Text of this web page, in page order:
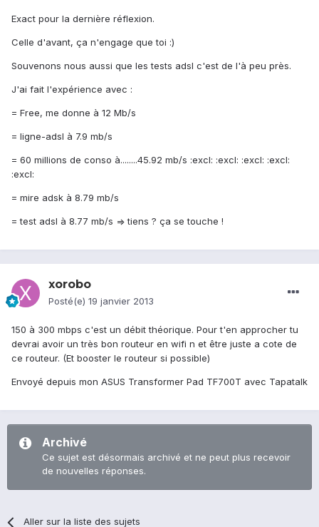
Exact pour la dernière réflexion.
Celle d'avant, ça n'engage que toi :)
Souvenons nous aussi que les tests adsl c'est de l'à peu près.
J'ai fait l'expérience avec :
= Free, me donne à 12 Mb/s
= ligne-adsl à 7.9 mb/s
= 60 millions de conso à........45.92 mb/s :excl: :excl: :excl: :excl:
:excl:
= mire adsk à 8.79 mb/s
= test adsl à 8.77 mb/s => tiens ? ça se touche !
xorobo
Posté(e) 19 janvier 2013
150 à 300 mbps c'est un débit théorique. Pour t'en approcher tu
devrai avoir un très bon routeur en wifi n et être juste a cote de
ce routeur. (Et booster le routeur si possible)
Envoyé depuis mon ASUS Transformer Pad TF700T avec Tapatalk
Archivé
Ce sujet est désormais archivé et ne peut plus recevoir
de nouvelles réponses.
Aller sur la liste des sujets